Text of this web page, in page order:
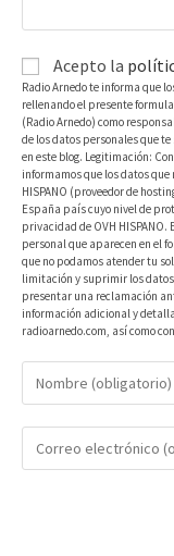
Acepto la
Radio Arnedo te informa que
rellenando el presente
(Radio Arnedo) como
de los datos personales que
en este blog. Legitimación:
informamos que los datos
HISPANO (proveedor de
España país cuyo nivel de
privacidad de OVH
personal que aparecen en el
que no podamos atender tu
limitación y suprimir los datos
presentar una reclamación
información adicional y
radioarnedo.com, así como